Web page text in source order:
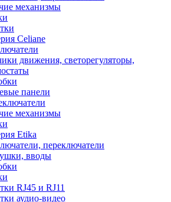
механизмы
Celiane
движения, светорегуляторы,
панели
механизмы
Etika
переключатели
вводы
RJ45 и RJ11
аудио-видео